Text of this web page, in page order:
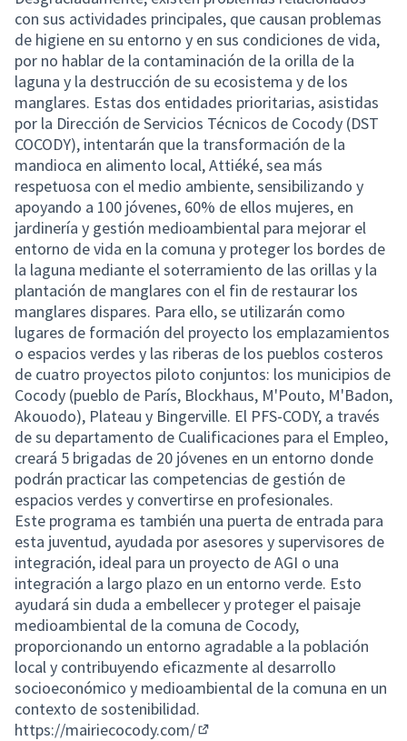
con sus actividades principales, que causan problemas
de higiene en su entorno y en sus condiciones de vida,
por no hablar de la contaminación de la orilla de la
laguna y la destrucción de su ecosistema y de los
manglares. Estas dos entidades prioritarias, asistidas
por la Dirección de Servicios Técnicos de Cocody (DST
COCODY), intentarán que la transformación de la
mandioca en alimento local, Attiéké, sea más
respetuosa con el medio ambiente, sensibilizando y
apoyando a 100 jóvenes, 60% de ellos mujeres, en
jardinería y gestión medioambiental para mejorar el
entorno de vida en la comuna y proteger los bordes de
la laguna mediante el soterramiento de las orillas y la
plantación de manglares con el fin de restaurar los
manglares dispares. Para ello, se utilizarán como
lugares de formación del proyecto los emplazamientos
o espacios verdes y las riberas de los pueblos costeros
de cuatro proyectos piloto conjuntos: los municipios de
Cocody (pueblo de París, Blockhaus, M'Pouto, M'Badon,
Akouodo), Plateau y Bingerville. El PFS-CODY, a través
de su departamento de Cualificaciones para el Empleo,
creará 5 brigadas de 20 jóvenes en un entorno donde
podrán practicar las competencias de gestión de
espacios verdes y convertirse en profesionales.
Este programa es también una puerta de entrada para
esta juventud, ayudada por asesores y supervisores de
integración, ideal para un proyecto de AGI o una
integración a largo plazo en un entorno verde. Esto
ayudará sin duda a embellecer y proteger el paisaje
medioambiental de la comuna de Cocody,
proporcionando un entorno agradable a la población
local y contribuyendo eficazmente al desarrollo
socioeconómico y medioambiental de la comuna en un
contexto de sostenibilidad.
https://mairiecocody.com/